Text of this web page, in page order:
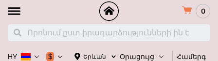
0
Երևան Օրացույց Համերգ
HY $